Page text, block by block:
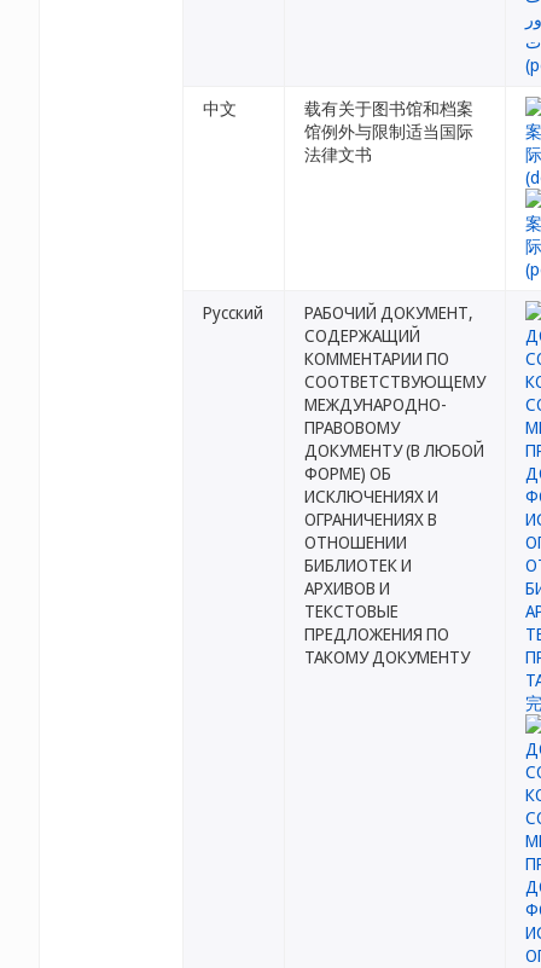
中文
载有关于图书馆和档案
馆例外与限制适当国际
法律文书
Русский
РАБОЧИЙ ДОКУМЕНТ,
СОДЕРЖАЩИЙ
КОММЕНТАРИИ ПО
СООТВЕТСТВУЮЩЕМУ
МЕЖДУНАРОДНО-
ПРАВОВОМУ
ДОКУМЕНТУ (В ЛЮБОЙ
ФОРМЕ) ОБ
ИСКЛЮЧЕНИЯХ И
ОГРАНИЧЕНИЯХ В
ОТНОШЕНИИ
БИБЛИОТЕК И
АРХИВОВ И
ТЕКСТОВЫЕ
ПРЕДЛОЖЕНИЯ ПО
ТАКОМУ ДОКУМЕНТУ